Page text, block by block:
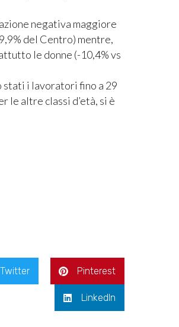
negativa maggiore
del Centro) mentre,
le donne (-10,4% vs
i lavoratori fino a 29
le altre classi d’età, si è
Twitter Pinterest
LinkedIn